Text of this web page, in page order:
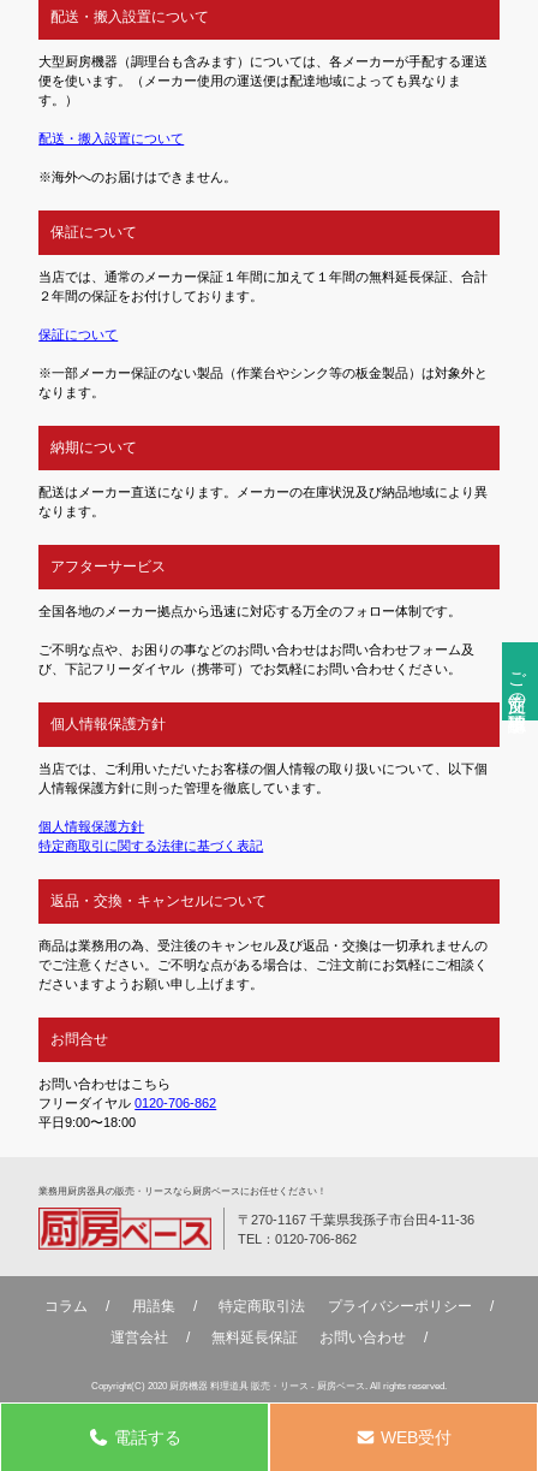
ご注文前の確認事項
配送・搬入設置について
大型厨房機器（調理台も含みます）については、各メーカーが手配する運送
便を使います。（メーカー使用の運送便は配達地域によっても異なりま
す。）
配送・搬入設置について
※海外へのお届けはできません。
保証について
当店では、通常のメーカー保証１年間に加えて１年間の無料延長保証、合計
２年間の保証をお付けしております。
保証について
※一部メーカー保証のない製品（作業台やシンク等の板金製品）は対象外と
なります。
納期について
配送はメーカー直送になります。メーカーの在庫状況及び納品地域により異
なります。
アフターサービス
全国各地のメーカー拠点から迅速に対応する万全のフォロー体制です。
ご不明な点や、お困りの事などのお問い合わせはお問い合わせフォーム及
び、下記フリーダイヤル（携帯可）でお気軽にお問い合わせください。
個人情報保護方針
当店では、ご利用いただいたお客様の個人情報の取り扱いについて、以下個
人情報保護方針に則った管理を徹底しています。
個人情報保護方針
特定商取引に関する法律に基づく表記
返品・交換・キャンセルについて
商品は業務用の為、受注後のキャンセル及び返品・交換は一切承れませんの
でご注意ください。ご不明な点がある場合は、ご注文前にお気軽にご相談く
ださいますようお願い申し上げます。
お問合せ
お問い合わせはこちら
フリーダイヤル0120-706-862
平日9:00〜18:00
業務⽤厨房器具の販売・リースなら厨房ベースにお任せください！
〒270-1167 千葉県我孫子市台田4-11-36
TEL：0120-706-862
コラム 用語集 特定商取引法
プライバシーポリシー
運営会社
無料延⻑保証 お問い合わせ
Copyright(C) 2020 厨房機器 料理道具 販売・リース - 厨房ベース. All rights reserved.
電話する WEB受付